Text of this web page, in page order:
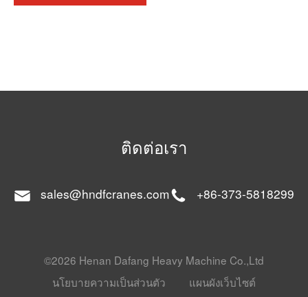
ติดต่อเรา
sales@hndfcranes.com +86-373-5818299
©2026 Henan Dafang Heavy Machine Co.,Ltd
นโยบายความเป็นส่วนตัว
แผนผังเว็บไซต์